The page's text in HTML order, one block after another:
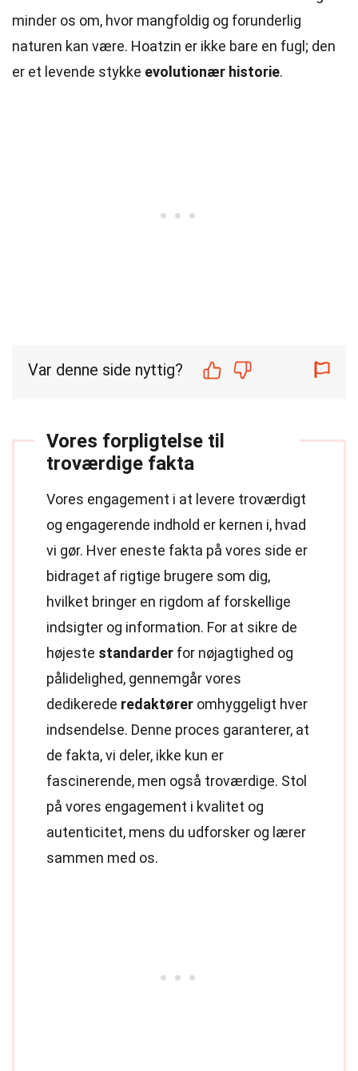
minder os om, hvor mangfoldig og forunderlig
naturen kan være. Hoatzin er ikke bare en fugl; den
er et levende stykke evolutionær historie.
Var denne side nyttig?
Vores forpligtelse til
troværdige fakta
Vores engagement i at levere troværdigt
og engagerende indhold er kernen i, hvad
vi gør. Hver eneste fakta på vores side er
bidraget af rigtige brugere som dig,
hvilket bringer en rigdom af forskellige
indsigter og information. For at sikre de
højeste standarder for nøjagtighed og
pålidelighed, gennemgår vores
dedikerede redaktører omhyggeligt hver
indsendelse. Denne proces garanterer, at
de fakta, vi deler, ikke kun er
fascinerende, men også troværdige. Stol
på vores engagement i kvalitet og
autenticitet, mens du udforsker og lærer
sammen med os.